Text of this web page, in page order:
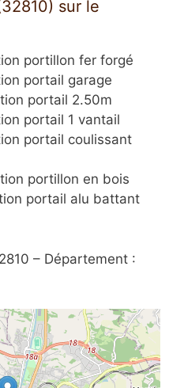
sur le
portillon fer forgé
portail garage
portail 2.50m
portail 1 vantail
portail coulissant
portillon en bois
portail alu battant
– Département :